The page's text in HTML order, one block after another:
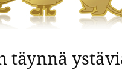
täynnä